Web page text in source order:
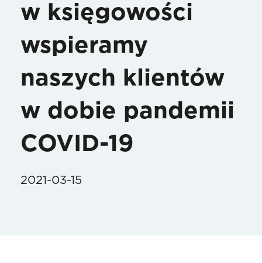
w księgowości
wspieramy
naszych klientów
w dobie pandemii
COVID-19
2021-03-15